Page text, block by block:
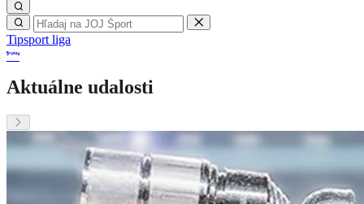
Tipsport liga
Aktuálne udalosti